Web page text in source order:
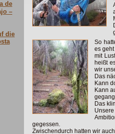
de
–
die
So
es
mit
heißt
wir
Das
Kann
Kann
Das
gegessen.
Zwischendurch hatten wir